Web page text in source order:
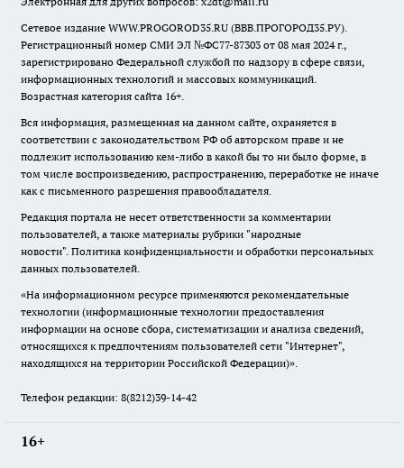
Сетевое издание WWW.PROGOROD35.RU (ВВВ.ПРОГОРОД35.РУ).
Регистрационный номер СМИ ЭЛ №ФС77-87303 от 08 мая 2024 г.,
зарегистрировано Федеральной службой по надзору в сфере связи,
информационных технологий и массовых коммуникаций.
Возрастная категория сайта 16+.
Вся информация, размещенная на данном сайте, охраняется в
соответствии с законодательством РФ об авторском праве и не
подлежит использованию кем-либо в какой бы то ни было форме, в
том числе воспроизведению, распространению, переработке не иначе
как с письменного разрешения правообладателя.
Редакция портала не несет ответственности за комментарии
пользователей, а также материалы рубрики "народные
новости". Политика конфиденциальности и обработки персональных
данных пользователей.
«На информационном ресурсе применяются рекомендательные
технологии (информационные технологии предоставления
информации на основе сбора, систематизации и анализа сведений,
относящихся к предпочтениям пользователей сети "Интернет",
находящихся на территории Российской Федерации)».
Телефон редакции: 8(8212)39-14-42
16+